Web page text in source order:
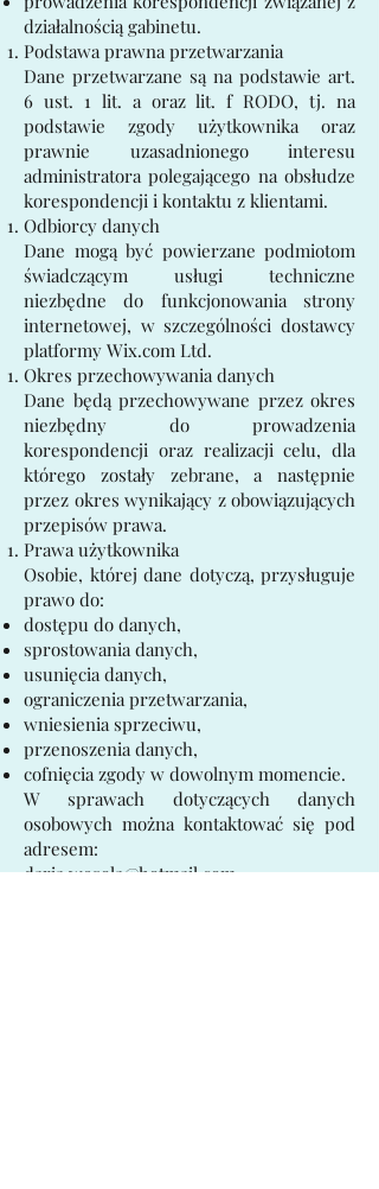
działalnością gabinetu.
Podstawa prawna przetwarzania
Dane przetwarzane są na podstawie art.
6 ust. 1 lit. a oraz lit. f RODO, tj. na
podstawie zgody użytkownika oraz
prawnie uzasadnionego interesu
administratora polegającego na obsłudze
korespondencji i kontaktu z klientami.
Odbiorcy danych
Dane mogą być powierzane podmiotom
świadczącym usługi techniczne
niezbędne do funkcjonowania strony
internetowej, w szczególności dostawcy
platformy Wix.com Ltd.
Okres przechowywania danych
Dane będą przechowywane przez okres
niezbędny do prowadzenia
korespondencji oraz realizacji celu, dla
którego zostały zebrane, a następnie
przez okres wynikający z obowiązujących
przepisów prawa.
Prawa użytkownika
Osobie, której dane dotyczą, przysługuje
prawo do:
dostępu do danych,
sprostowania danych,
usunięcia danych,
ograniczenia przetwarzania,
wniesienia sprzeciwu,
przenoszenia danych,
cofnięcia zgody w dowolnym momencie.
W sprawach dotyczących danych
osobowych można kontaktować się pod
adresem:
daria.wesola@hotmail.com